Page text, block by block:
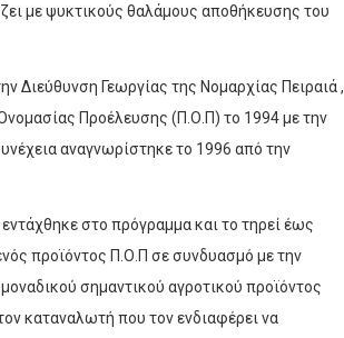
με ψυκτικούς θαλάμους αποθήκευσης του
Διεύθυνση Γεωργίας της Νομαρχίας Πειραιά ,
Προέλευσης (Π.Ο.Π) το 1994 με την
αναγνωρίστηκε το 1996 από την
στο πρόγραμμα και το τηρεί έως
προϊόντος Π.Ο.Π σε συνδυασμό με την
σημαντικού αγροτικού προϊόντος
καταναλωτή που τον ενδιαφέρει να